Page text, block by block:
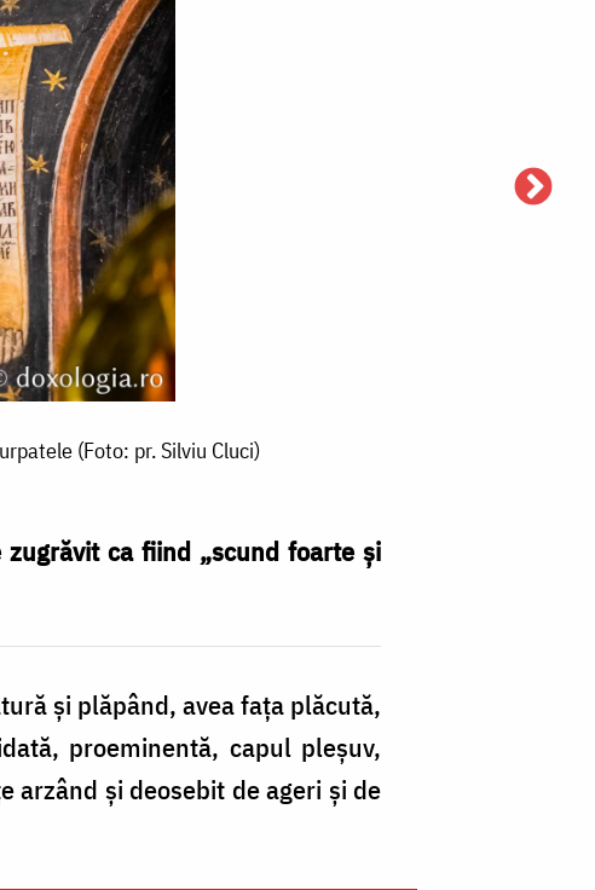
(Foto: pr. Silviu Cluci)
ca fiind „scund foarte și
și plăpând, avea fața plăcută,
proeminentă, capul pleșuv,
arzând și deosebit de ageri și de